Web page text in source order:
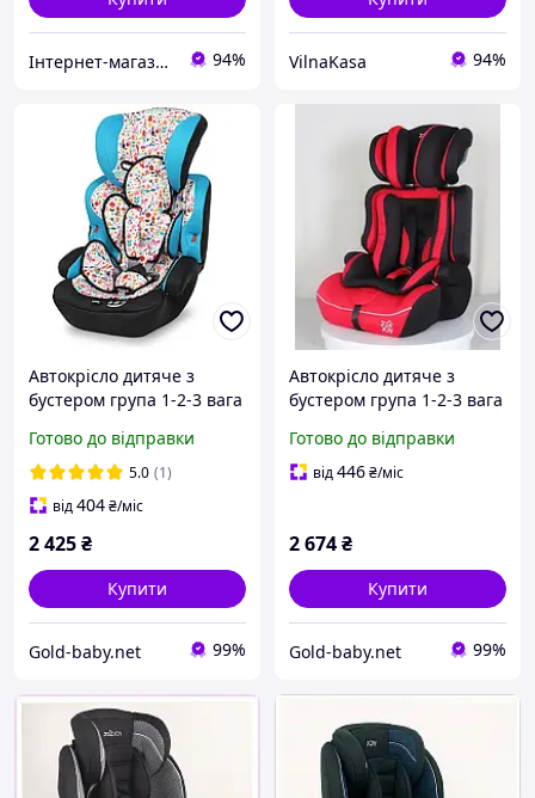
Інтернет-магазин ShopNow 94% VilnaKasa 94%
Автокрісло дитяче з
бустером група 1-2-3 вага
хлопчика та дівчинки
Bamby (KX18)
Готово до відправки
5.0 (1)
від404₴/міс
2 425₴
Купити
Gold-baby.net 99%
Автокрісло дитяче з
бустером група 1-2-3 вага
хлопчика та дівчинки JOY
(TK-1456)
Готово до відправки
від446₴/міс
2 674₴
Купити
Gold-baby.net 99%